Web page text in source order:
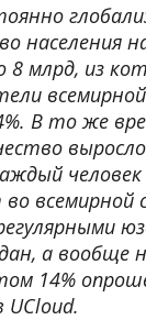
населения
8 млрд, из
В то же
всемирной
а вообще
14%
UCloud.